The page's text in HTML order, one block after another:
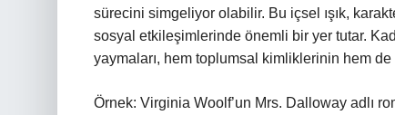
sürecini simgeliyor olabilir. Bu içsel ışık,
sosyal etkileşimlerinde önemli bir yer tutar.
yaymaları, hem toplumsal kimliklerinin hem
Örnek: Virginia Woolf’un Mrs. Dalloway adlı